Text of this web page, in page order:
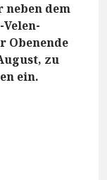
neben dem
Obenende
zu
ein.